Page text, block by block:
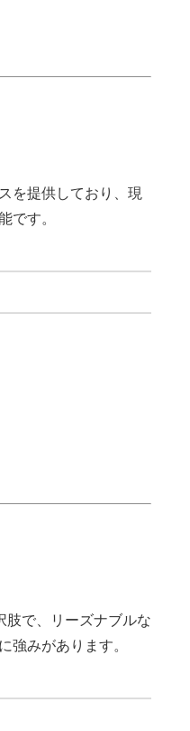
を提供しており、現
です。
肢で、リーズナブルな
強みがあります。